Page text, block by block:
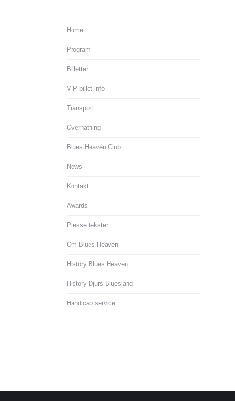
Home
Program
Billetter
VIP-billet info
Transport
Overnatning
Blues Heaven Club
News
Kontakt
Awards
Presse tekster
Om Blues Heaven
History Blues Heaven
History Djurs Bluesland
Handicap service